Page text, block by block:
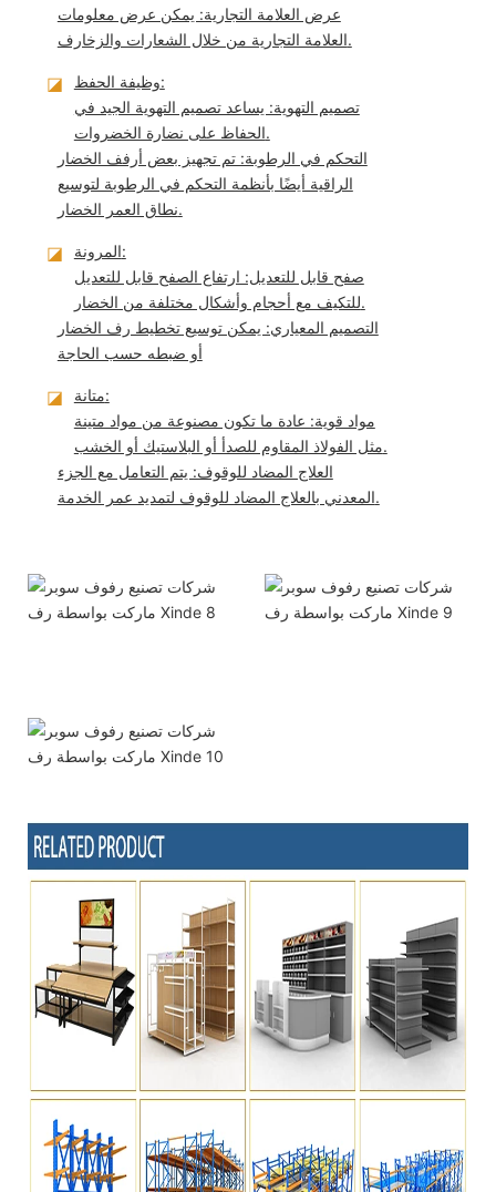
عرض العلامة التجارية: يمكن عرض معلومات
العلامة التجارية من خلال الشعارات والزخارف.
◪
وظيفة الحفظ:
تصميم التهوية: يساعد تصميم التهوية الجيد في
الحفاظ على نضارة الخضروات.
التحكم في الرطوبة: تم تجهيز بعض أرفف الخضار
الراقية أيضًا بأنظمة التحكم في الرطوبة لتوسيع
نطاق العمر الخضار.
◪
المرونة:
صفح قابل للتعديل: ارتفاع الصفح قابل للتعديل
للتكيف مع أحجام وأشكال مختلفة من الخضار.
التصميم المعياري: يمكن توسيع تخطيط رف الخضار
أو ضبطه حسب الحاجة
◪
متانة:
مواد قوية: عادة ما تكون مصنوعة من مواد متينة
مثل الفولاذ المقاوم للصدأ أو البلاستيك أو الخشب.
العلاج المضاد للوقوف: يتم التعامل مع الجزء
المعدني بالعلاج المضاد للوقوف لتمديد عمر الخدمة.